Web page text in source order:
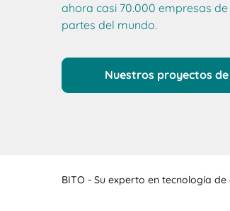
ahora casi 70.000 empresas
partes del mundo.
Nuestros proyectos
BITO - Su experto en tecnología